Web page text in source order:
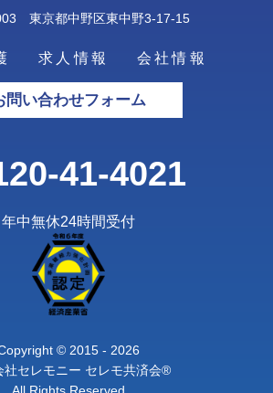
東京都中野区東中野3-17-15
求人情報 会社情報
問い合わせフォーム
41-4021
年中無休24時間受付
© 2015 - 2026
社セレモニー セレモ共済会®